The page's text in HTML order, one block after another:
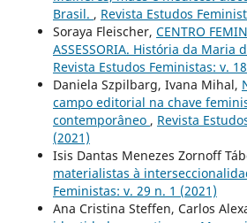
Brasil. , Revista Estudos
Soraya Fleischer, CENTRO
ASSESSORIA. História da Maria
Revista Estudos Feministas: v.
Daniela Szpilbarg, Ivana Mihal,
campo editorial na chave
contemporâneo , Revista
(2021)
Isis Dantas Menezes Zornoff
materialistas à
Feministas: v. 29 n. 1 (2021)
Ana Cristina Steffen, Carlos